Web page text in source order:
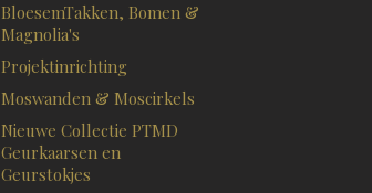
BloesemTakken, Bomen &
Magnolia's
Projektinrichting
Moswanden & Moscirkels
Nieuwe Collectie PTMD
Geurkaarsen en
Geurstokjes